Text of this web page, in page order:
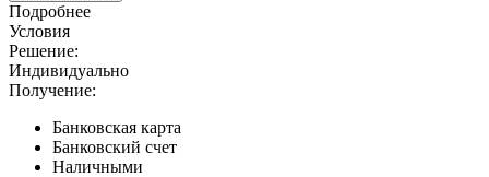
Подробнее
Условия
Решение:
Индивидуально
Получение:
Банковская карта
Банковский счет
Наличными